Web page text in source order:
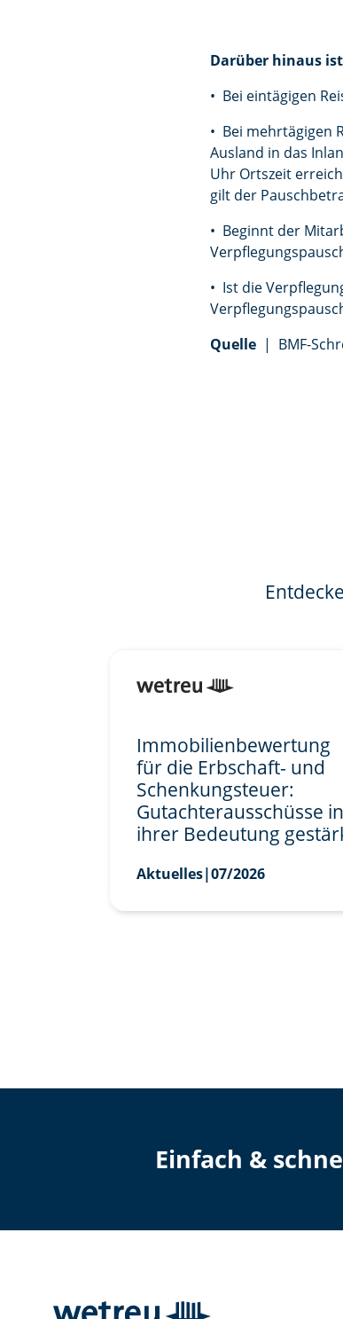
Darüber hinaus
• Bei eintägigen
• Bei mehrtägigen
Ausland in das
Uhr Ortszeit
gilt der
• Beginnt der
• Ist die
Quelle | BMF-
Immobilienbewertung
für die Erbschaft- und
Schenkungsteuer:
Gutachterausschüsse in
ihrer Bedeutung
Aktuelles|07/2026
Einfach &